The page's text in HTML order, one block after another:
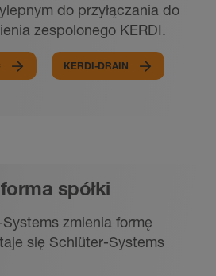
do przyłączania do
zespolonego KERDI.
KERDI-DRAIN
spółki
zmienia formę
się Schlüter-Systems